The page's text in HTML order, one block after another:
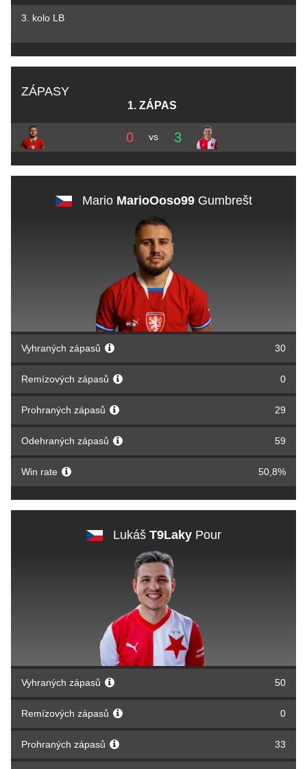
3. kolo LB
ZÁPASY
1. ZÁPAS
0 vs 3
Mario MarioOoso99Gumbrešt
Vyhraných zápasů 30
Remízových zápasů 0
Prohraných zápasů 29
Odehraných zápasů 59
Win rate 50,8%
Lukáš T9LakyPour
Vyhraných zápasů 50
Remízových zápasů 0
Prohraných zápasů 33